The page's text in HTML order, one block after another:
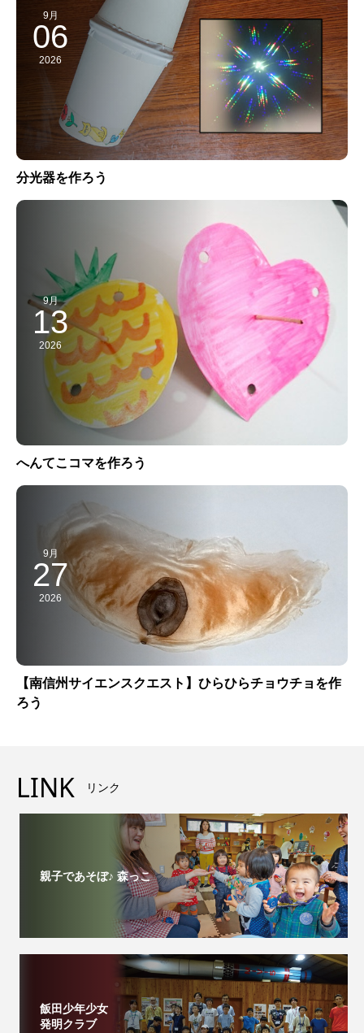
9月
06
2026
分光器を作ろう
9月
13
2026
へんてこコマを作ろう
9月
27
2026
【南信州サイエンスクエスト】ひらひらチョウチョを作
ろう
LINK リンク
親子であそぼ♪ 森っこ
飯田少年少女
発明クラブ